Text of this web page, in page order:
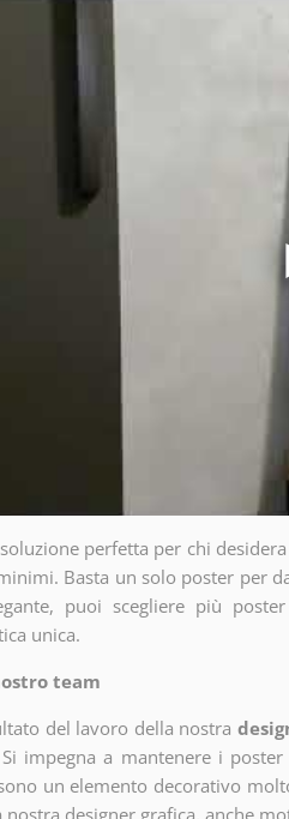
perfetta per chi
Basta un solo poster per
puoi scegliere più
unica.
team
del lavoro della nostra
impegna a mantenere i
un elemento decorativo